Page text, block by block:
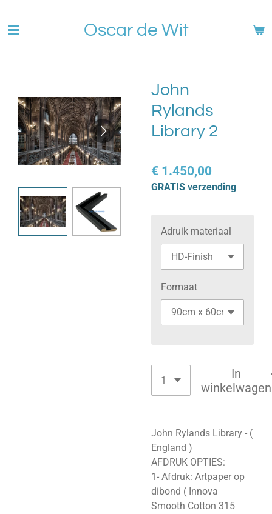
direct
Oscar de Wit
John
Rylands
Library 2
€ 1.450,00
GRATIS verzending
Adruik materiaal
Formaat
In
winkelwagen
John Rylands Library - (
England )
AFDRUK OPTIES:
1- Afdruk: Artpaper op
dibond ( Innova
Smooth Cotton 315